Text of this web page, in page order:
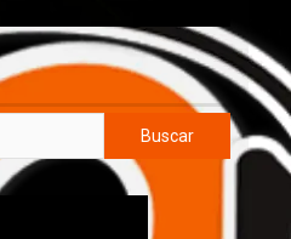
Buscar